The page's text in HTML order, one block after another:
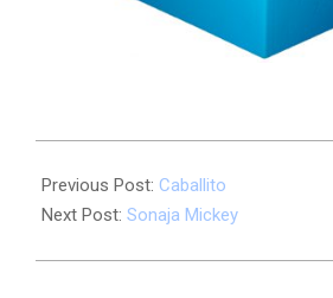
Previous Post: Caballito
Next Post: Sonaja Mickey